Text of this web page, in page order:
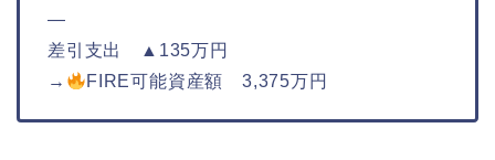
—
差引支出 ▲135万円
→
FIRE可能資産額 3,375万円